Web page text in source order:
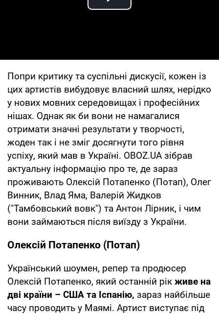
Play Video
Попри критику та суспільні дискусії, кожен із
цих артистів вибудовує власний шлях, нерідко
у нових мовних середовищах і професійних
нішах. Однак як би вони не намагалися
отримати значні результати у творчості,
жоден так і не зміг досягнути того рівня
успіху, який мав в Україні. OBOZ.UA зібрав
актуальну інформацію про те, де зараз
проживають Олексій Потапенко (Потап), Олег
Винник, Влад Яма, Валерій Жидков
("Тамбовський вовк") та Антон Лірник, і чим
вони займаються після виїзду з України.
Олексій Потапенко (Потап)
Український шоумен, репер та продюсер
Олексій Потапенко, який останній рік живе на
дві країни – США та Іспанію, зараз найбільше
часу проводить у Маямі. Артист виступає під